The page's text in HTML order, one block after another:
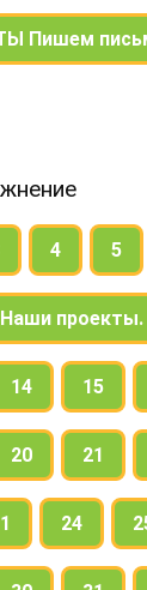
Пишем
4 5
Наши
14 15
20 21
24